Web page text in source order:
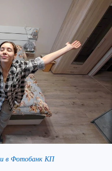
в Фотобанк КП